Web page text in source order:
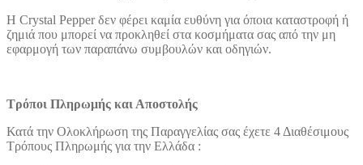
Η Crystal Pepper δεν φέρει καμία ευθύνη για όποια καταστροφή ή
ζημιά που μπορεί να προκληθεί στα κοσμήματα σας από την μη
εφαρμογή των παραπάνω συμβουλών και οδηγιών.
Τρόποι Πληρωμής και Αποστολής
Κατά την Ολοκλήρωση της Παραγγελίας σας έχετε 4 Διαθέσιμους
Τρόπους Πληρωμής για την Ελλάδα :